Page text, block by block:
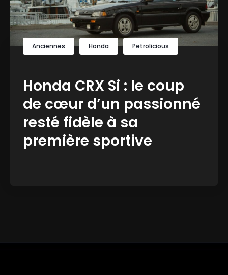
Anciennes Honda Petrolicious
Honda CRX Si : le coup
de cœur d’un passionné
resté fidèle à sa
première sportive